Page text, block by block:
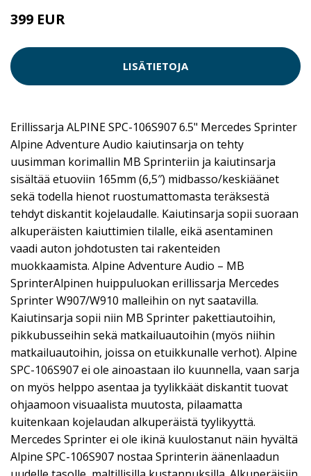
399 EUR
LISÄTIETOJA
Erillissarja ALPINE SPC-106S907 6.5" Mercedes Sprinter
Alpine Adventure Audio kaiutinsarja on tehty
uusimman korimallin MB Sprinteriin ja kaiutinsarja
sisältää etuoviin 165mm (6,5″) midbasso/keskiäänet
sekä todella hienot ruostumattomasta teräksestä
tehdyt diskantit kojelaudalle. Kaiutinsarja sopii suoraan
alkuperäisten kaiuttimien tilalle, eikä asentaminen
vaadi auton johdotusten tai rakenteiden
muokkaamista. Alpine Adventure Audio – MB
SprinterAlpinen huippuluokan erillissarja Mercedes
Sprinter W907/W910 malleihin on nyt saatavilla.
Kaiutinsarja sopii niin MB Sprinter pakettiautoihin,
pikkubusseihin sekä matkailuautoihin (myös niihin
matkailuautoihin, joissa on etuikkunalle verhot). Alpine
SPC-106S907 ei ole ainoastaan ilo kuunnella, vaan sarja
on myös helppo asentaa ja tyylikkäät diskantit tuovat
ohjaamoon visuaalista muutosta, pilaamatta
kuitenkaan kojelaudan alkuperäistä tyylikyyttä.
Mercedes Sprinter ei ole ikinä kuulostanut näin hyvältä
Alpine SPC-106S907 nostaa Sprinterin äänenlaadun